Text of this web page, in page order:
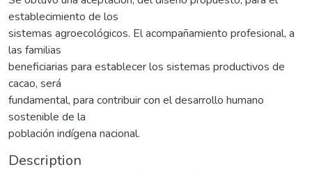
establecimiento de los
sistemas agroecológicos. El acompañamiento profesional, a
las familias
beneficiarias para establecer los sistemas productivos de
cacao, será
fundamental, para contribuir con el desarrollo humano
sostenible de la
población indígena nacional.
Description